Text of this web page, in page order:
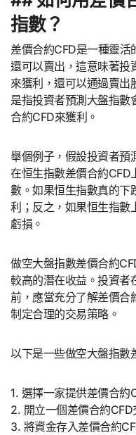
指數？
差價合約CFD是一種靈活
還可以賣出，這意味著投
來獲利，還可以通過賣出
是指投資者預測大盤指數
合約CFD來獲利。
舉個例子，假設投資者預
在恒生指數差價合約CFD
數。如果恒生指數真的下
利；反之，如果恒生指數
虧損。
做空大盤指數差價合約
較高的潛在收益。投資者
前，應當充分了解差價合
制定合理的交易策略。
以下是一些做空大盤指數
1. 選擇一家提供差價合約
2. 開立一個差價合約CFD
3. 將資金存入差價合約